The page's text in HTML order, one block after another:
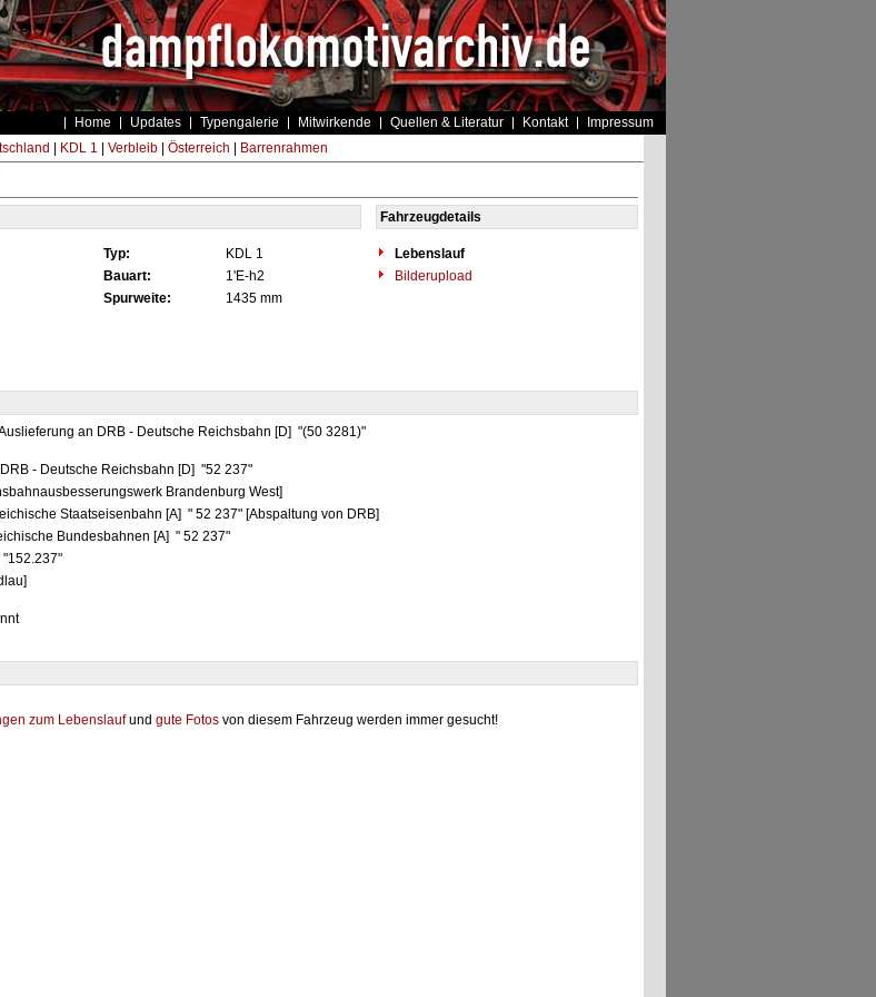
Home Updates Typengalerie Mitwirkende Quellen & Literatur Kontakt Impressum
KDL 1 Verbleib| Österreich Barrenrahmen
Fahrzeugdetails
Typ: KDL 1
Lebenslauf
Bauart: 1'E-h2
Bilderupload
Spurweite: 1435 mm
an DRB - Deutsche Reichsbahn [D] "(50 3281)"
- Deutsche Reichsbahn [D] "52 237"
Brandenburg West]
Staatseisenbahn [A] " 52 237" [Abspaltung von DRB]
Bundesbahnen [A] " 52 237"
zum Lebenslaufund gute Fotos von diesem Fahrzeug werden immer gesucht!